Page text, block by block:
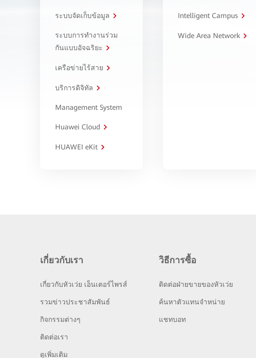
ระบบจัดเก็บข้อมูล
ระบบการทำงานร่วม
กันแบบอัจฉริยะ
เครือข่ายไร้สาย
บริการดิจิทัล
Management System
Huawei Cloud
HUAWEI eKit
Intelligent Campus
Wide Area Network
เกี่ยวกับเรา
เกี่ยวกับหัวเว่ย เอ็นเตอร์ไพรส์
รวมข่าวประชาสัมพันธ์
กิจกรรมต่างๆ
ติดต่อเรา
ดูเพิ่มเติม
วิธีการซื้อ
ติดต่อฝ่ายขายของหัวเว่ย
ค้นหาตัวแทนจำหน่าย
แชทบอท